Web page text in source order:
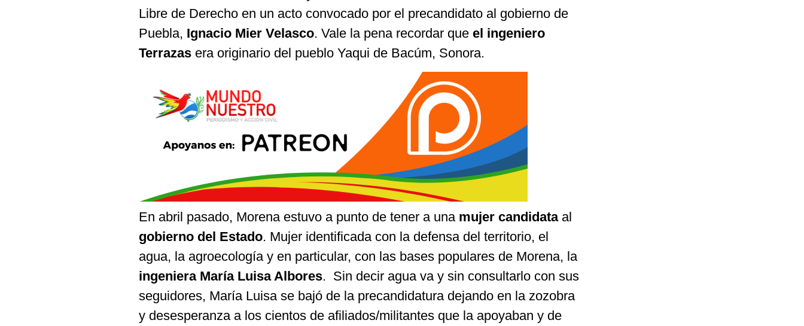
Libre de Derecho en un acto convocado por el precandidato al gobierno de
Puebla, Ignacio Mier Velasco. Vale la pena recordar que el ingeniero
Terrazas era originario del pueblo Yaqui de Bacúm, Sonora.
En abril pasado, Morena estuvo a punto de tener a una mujer candidataal
gobierno del Estado. Mujer identificada con la defensa del territorio, el
agua, la agroecología y en particular, con las bases populares de Morena, la
ingeniera María Luisa Albores. Sin decir agua va y sin consultarlo con sus
seguidores, María Luisa se bajó de la precandidatura dejando en la zozobra
y desesperanza a los cientos de afiliados/militantes que la apoyaban y de